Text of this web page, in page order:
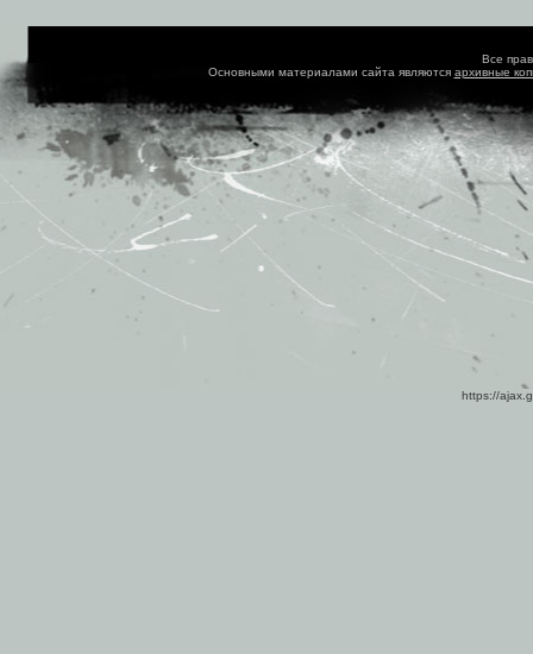
Все
Основными материалами сайта являются архивные
https://